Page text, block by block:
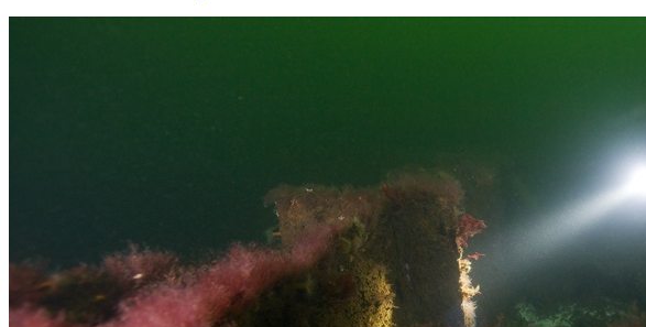
Das Sidemount-Forum ist auf ein neues
Das alte Forum hier existiert nur
Sidemount-Forum
Erlebe den Unterschied